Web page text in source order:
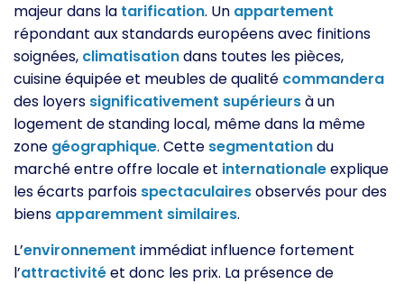
majeur dans la tarification. Un appartement
répondant aux standards européens avec finitions
soignées, climatisationdans toutes les pièces,
cuisine équipée et meubles de qualité commandera
des loyers significativement supérieursà un
logement de standing local, même dans la même
zone géographique. Cette segmentationdu
marché entre offre locale et internationaleexplique
les écarts parfois spectaculairesobservés pour des
biens apparemment similaires.
L’environnement immédiat influence fortement
l’attractivitéet donc les prix. La présence de